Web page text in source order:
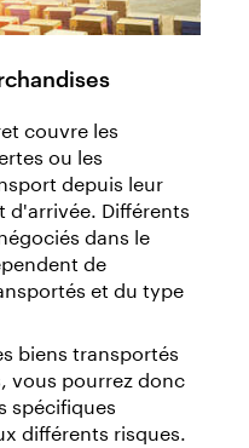
couvre les
ou les
depuis leur
d'arrivée. Différents
dans le
de
et du type
biens transportés
vous pourrez donc
spécifiques
différents risques.